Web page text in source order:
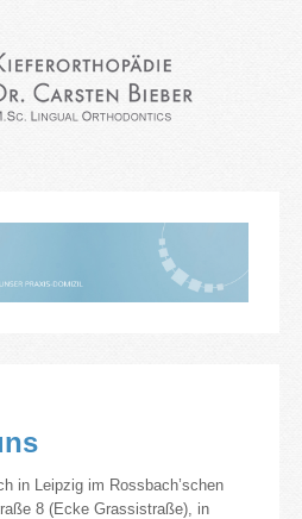
in Leipzig im Rossbach’schen
8 (Ecke Grassistraße), in